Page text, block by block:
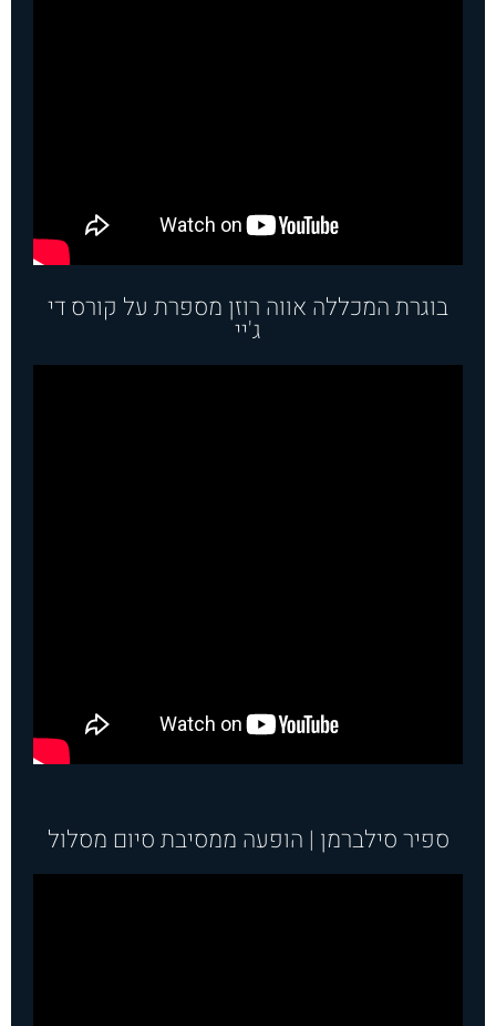
בוגרת המכללה אווה רוזן מספרת על קורס די
ג'יי
ספיר סילברמן | הופעה ממסיבת סיום מסלול